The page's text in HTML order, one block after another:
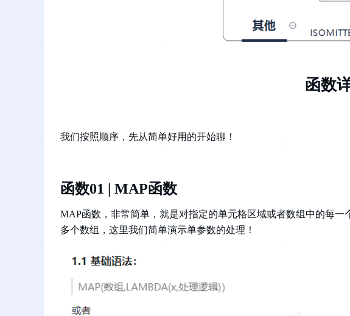
函数
我们按照顺序，先从简单好用的开始聊！
函数01 | MAP函数
MAP函数，非常简单，就是对指定的单元格区域或者数组中的每
多个数组，这里我们简单演示单参数的处理！